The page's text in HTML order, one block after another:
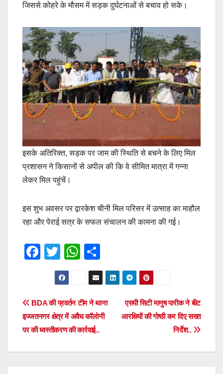
जिससे कोहरे के मौसम में सड़क दुर्घटनाओं से बचाव हो सके।
इसके अतिरिक्त, सड़क पर जाम की स्थिति से बचने के लिए मिल
प्रशासन ने किसानों से अपील की कि वे सीमित मात्रा में गन्ना
लेकर मिल पहुंचें।
इस शुभ अवसर पर द्वारकेश चीनी मिल परिसर में उत्साह का माहौल
रहा और पेराई सत्र के सफल संचालन की कामना की गई।
F
e
b
o
o
T
wi
tt
er
W
h
at
s
A
p
p
h
ar
e
Post
navigation
एसपी सिटी मानुष पारीक ने बीट
आरक्षियों की गोष्ठी कर दिए सख्त
निर्देश..
BDA की प्रवर्तन टीम ने थाना
इज्जतनगर क्षेत्र में अवैध कॉलोनी
पर की ध्वस्तीकरण की कार्रवाई..